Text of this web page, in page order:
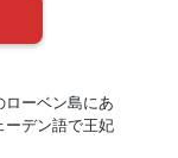
ローベン島にあ
ーデン語で王妃